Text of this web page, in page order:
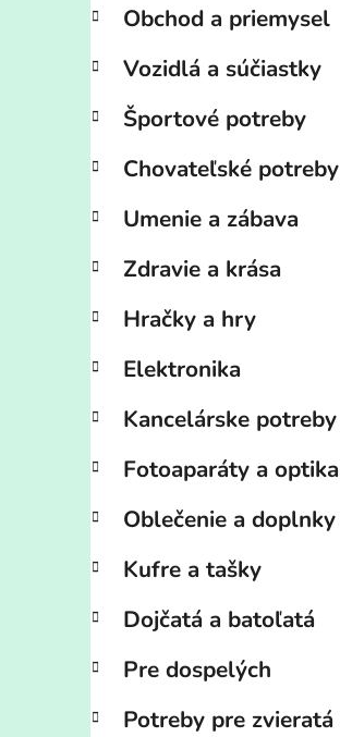
Obchod a priemysel
Vozidlá a súčiastky
Športové potreby
Chovateľské potreby
Umenie a zábava
Zdravie a krása
Hračky a hry
Elektronika
Kancelárske potreby
Fotoaparáty a optika
Oblečenie a doplnky
Kufre a tašky
Dojčatá a batoľatá
Pre dospelých
Potreby pre zvieratá